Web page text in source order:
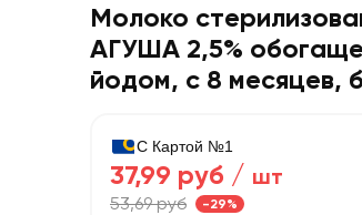
Молоко
АГУША 2,5%
йодом, с 8 месяцев,
С Картой №1
37,99 руб / шт
53,69 руб -29%